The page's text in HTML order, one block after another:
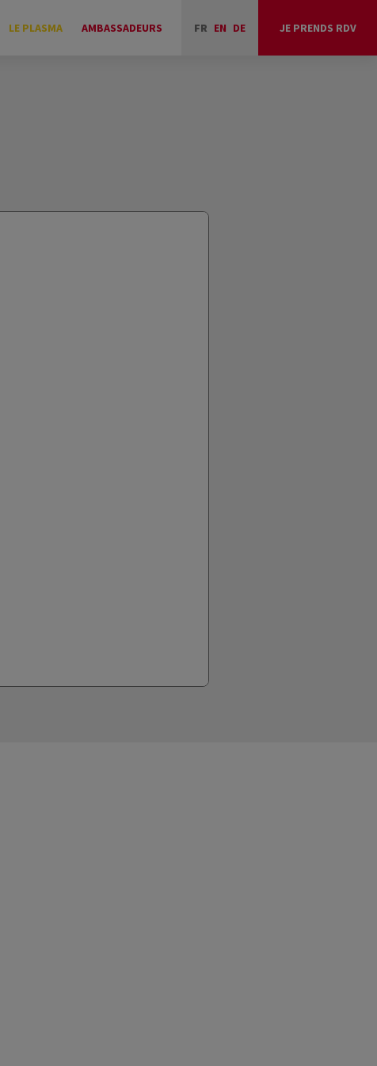
LE PLASMA AMBASSADEURS FR EN DE JE PRENDS RDV